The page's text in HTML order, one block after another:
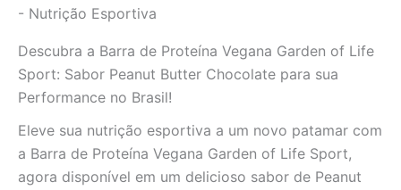
- Nutrição Esportiva
Descubra a Barra de Proteína Vegana Garden of Life
Sport: Sabor Peanut Butter Chocolate para sua
Performance no Brasil!
Eleve sua nutrição esportiva a um novo patamar com
a Barra de Proteína Vegana Garden of Life Sport,
agora disponível em um delicioso sabor de Peanut